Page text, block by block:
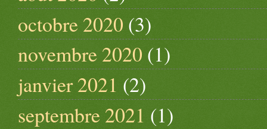
octobre 2020 (3)
novembre 2020 (1)
janvier 2021 (2)
septembre 2021 (1)